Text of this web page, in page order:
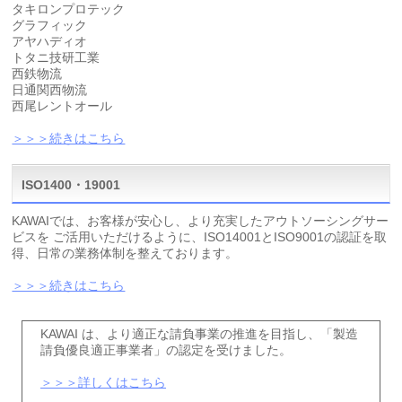
タキロンプロテック
グラフィック
アヤハディオ
トタニ技研工業
西鉄物流
日通関西物流
西尾レントオール
＞＞＞続きはこちら
ISO1400・19001
KAWAIでは、お客様が安心し、より充実したアウトソーシングサー
ビスを ご活用いただけるように、ISO14001とISO9001の認証を取
得、日常の業務体制を整えております。
＞＞＞続きはこちら
KAWAI は、より適正な請負事業の推進を目指し、「製造
請負優良適正事業者」の認定を受けました。
＞＞＞詳しくはこちら